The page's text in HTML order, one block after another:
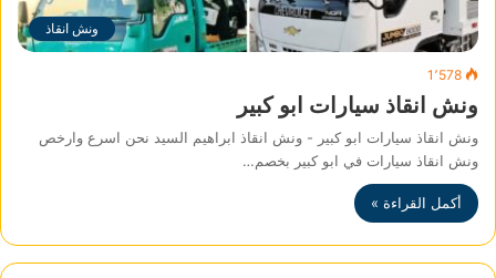
ونش انقاذ
1٬578
ونش انقاذ سيارات ابو كبير
ونش انقاذ سيارات ابو كبير - ونش انقاذ ابراهيم السيد نحن اسرع وارخص
ونش انقاذ سيارات في ابو كبير بخصم…
أكمل القراءة »